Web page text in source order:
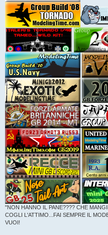
"NON HANNO IL PANE???? CHE
COGLI L'ATTIMO...FAI SEMPRE IL
VUOI!